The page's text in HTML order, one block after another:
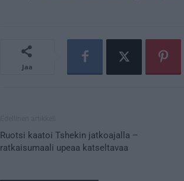
Jaa
Ruotsi kaatoi Tshekin jatkoajalla –
ratkaisumaali upeaa katseltavaa